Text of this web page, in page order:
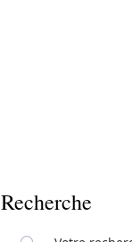
Recherche